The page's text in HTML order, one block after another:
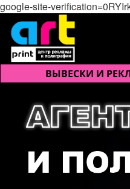
google-site-
ВЫВЕСКИ И